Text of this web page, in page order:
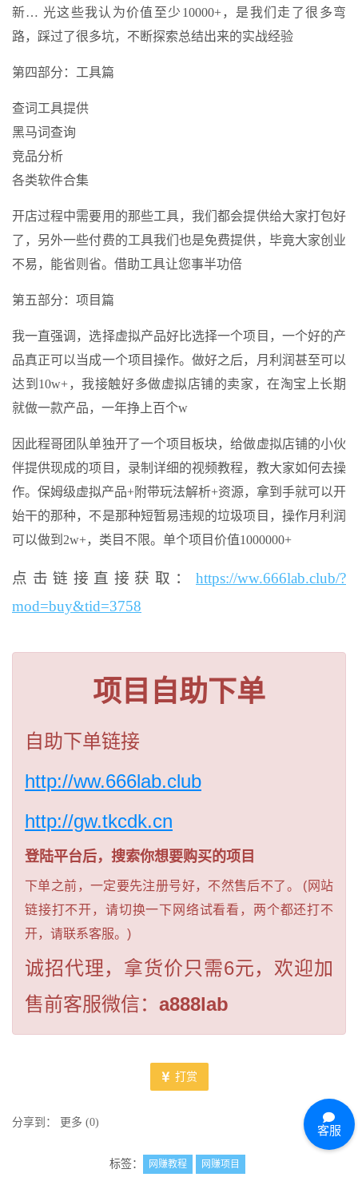
新… 光这些我认为价值至少10000+，是我们走了很多弯
路，踩过了很多坑，不断探索总结出来的实战经验
第四部分：工具篇
查词工具提供
黑马词查询
竞品分析
各类软件合集
开店过程中需要用的那些工具，我们都会提供给大家打包好
了，另外一些付费的工具我们也是免费提供，毕竟大家创业
不易，能省则省。借助工具让您事半功倍
第五部分：项目篇
我一直强调，选择虚拟产品好比选择一个项目，一个好的产
品真正可以当成一个项目操作。做好之后，月利润甚至可以
达到10w+，我接触好多做虚拟店铺的卖家，在淘宝上长期
就做一款产品，一年挣上百个w
因此程哥团队单独开了一个项目板块，给做虚拟店铺的小伙
伴提供现成的项目，录制详细的视频教程，教大家如何去操
作。保姆级虚拟产品+附带玩法解析+资源，拿到手就可以开
始干的那种，不是那种短暂易违规的垃圾项目，操作月利润
可以做到2w+，类目不限。单个项目价值1000000+
点击链接直接获取： https://ww.666lab.club/?
mod=buy&tid=3758
项目自助下单
自助下单链接
http://ww.666lab.club
http://gw.tkcdk.cn
登陆平台后，搜索你想要购买的项目
下单之前，一定要先注册号好，不然售后不了。 (网站
链接打不开，请切换一下网络试看看，两个都还打不
开，请联系客服。)
诚招代理，拿货价只需6元，欢迎加
售前客服微信： a888lab
打赏
分享到： 更多 (0)
标签： 网赚教程 网赚项目
客服